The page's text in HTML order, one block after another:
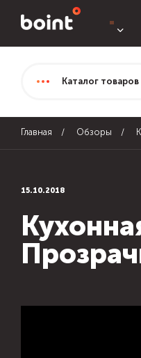
Каталог товаров
Главная Обзоры
15.10.2018